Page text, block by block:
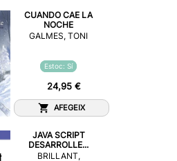
CUANDO CAE LA
NOCHE
GALMES, TONI
Estoc: Sí
24,95 €
AFEGEIX
JAVA SCRIPT
DESARROLLE...
BRILLANT,